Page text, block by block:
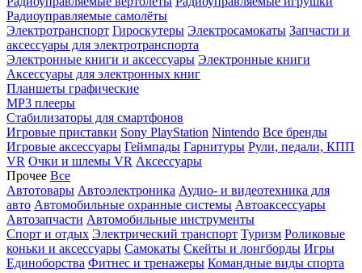
Радиоуправляемые самолёты
Электротранспорт Гироскутеры Электросамокаты Запчасти и
аксессуары для электротранспорта
Электронные книги и аксессуары Электронные книги
Аксессуары для электронных книг
Планшеты графические
MP3 плееры
Стабилизаторы для смартфонов
Игровые приставки Sony PlayStation Nintendo Все бренды
Игровые аксессуары Геймпады Гарнитуры Рули, педали, КПП
VR Очки и шлемы VR Аксессуары
Прочее Все
Автотовары Автоэлектроника Аудио- и видеотехника для
авто Автомобильные охранные системы Автоаксессуары
Автозапчасти Автомобильные инструменты
Спорт и отдых Электрический транспорт Туризм Роликовые
коньки и аксессуары Самокаты Скейты и лонгборды Игры
Единоборства Фитнес и тренажеры Командные виды спорта